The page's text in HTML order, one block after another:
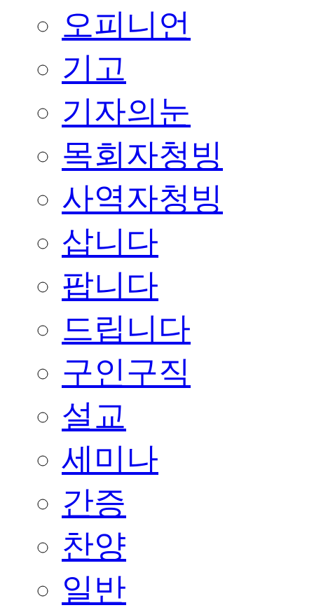
오피니언
기고
기자의눈
목회자청빙
사역자청빙
삽니다
팝니다
드립니다
구인구직
설교
세미나
간증
찬양
일반